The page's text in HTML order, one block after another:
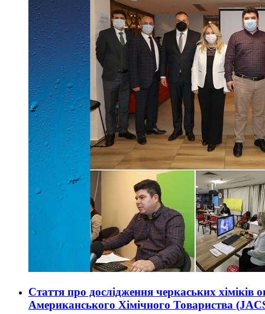
Стаття про дослідження черкаських хіміків
Американського Хімічного Товариства